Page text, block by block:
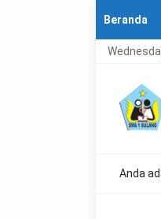
Beranda
datang di situs resmi
Anda